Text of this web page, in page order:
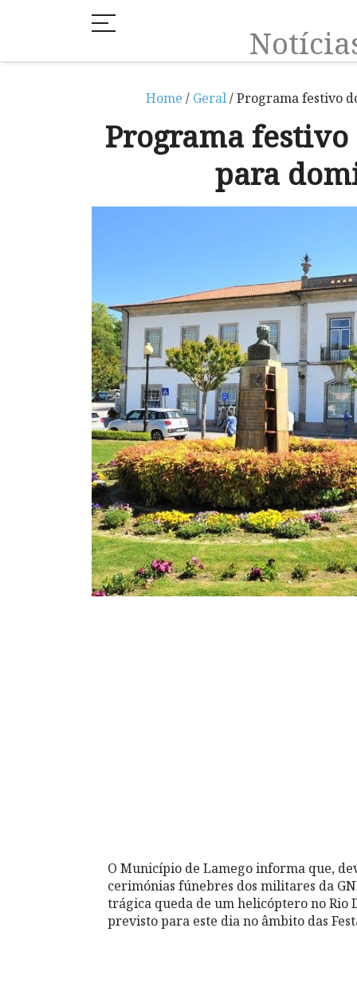
Home / Geral/ Programa festivo
Programa
para
O Município de Lamego informa que,
cerimónias fúnebres dos militares da
trágica queda de um helicóptero no Rio
previsto para este dia no âmbito das